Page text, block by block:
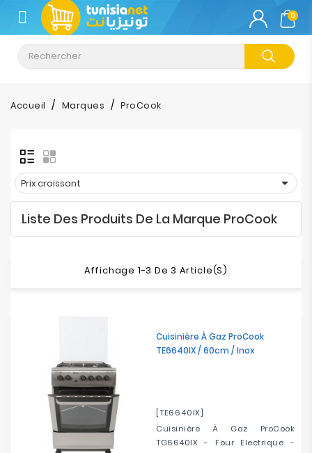
CATÉGORIE
Climatisation
Informatique
&
Tablette
Impression
Bureautique
Réseau
Sécurité
0
Accueil Marques ProCook
Prix croissant 
Liste Des Produits De La Marque ProCook
Affichage 1-3 De 3 Article(s)
Cuisinière À Gaz ProCook
TE6640IX / 60cm / Inox
[TE6640IX]
Cuisinière À Gaz ProCook
TG6640IX - Four Electrique -